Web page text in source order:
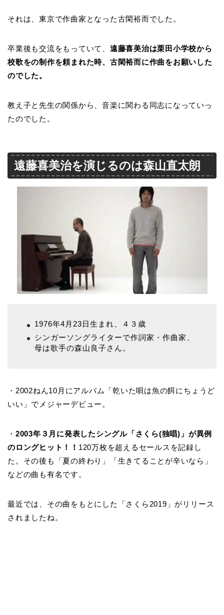
それは、東京で作曲家となった古閑裕而でした。
卒業後も交流をもっていて、 遠藤喜美治は栗田小学校から
校歌をの制作を頼まれた時、古閑裕而に作曲をお願いした
のでした。
教え子と先生の関係から、音楽に関わる同志になっていっ
たのでした。
遠藤喜美治を演じるのは森山直太朗
1976年4月23日生まれ、４３歳
シンガーソングライターで作詞家・作曲家、
母は歌手の森山良子さん。
・2002ねん10月にアルバム「乾いた唄は魚の餌にちょうど
いい」でメジャーデビュー。
・ 2003年３月に発表したシングル「さくら(独唱)」が異例
のロングヒット！！ 120万枚を超えるセールスを記録し
た。その後も「夏の終わり」「生きてることが辛いなら」
などの曲も有名です。
最近では、その曲をもとにした「さくら2019」がリリース
されましたね。